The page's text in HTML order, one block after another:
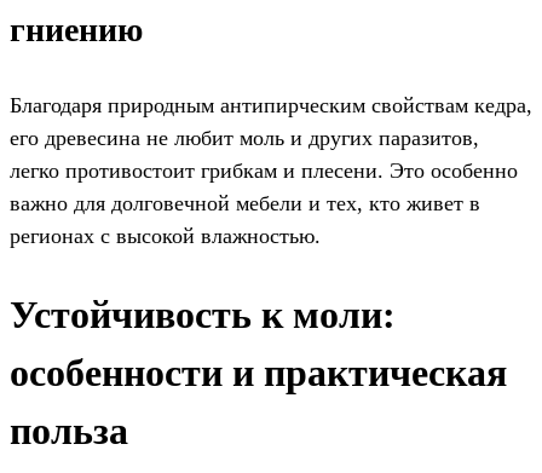
гниению
Благодаря природным антипирческим свойствам кедра,
его древесина не любит моль и других паразитов,
легко противостоит грибкам и плесени. Это особенно
важно для долговечной мебели и тех, кто живет в
регионах с высокой влажностью.
Устойчивость к моли:
особенности и практическая
польза